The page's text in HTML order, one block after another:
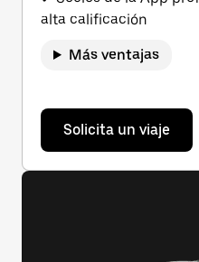
alta calificación
Más ventajas
Solicita un viaje